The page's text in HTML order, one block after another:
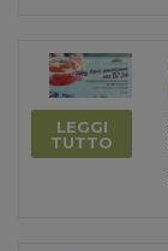
LEGGI
TUTTO